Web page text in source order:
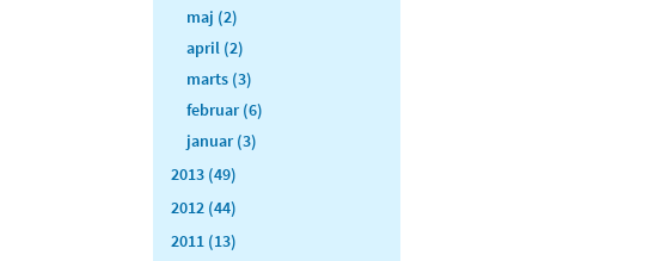
maj (2)
april (2)
marts (3)
februar (6)
januar (3)
2013 (49)
2012 (44)
2011 (13)